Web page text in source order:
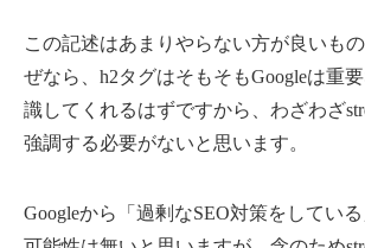
この記述はあまりやらない方が良いも
ぜなら、h2タグはそもそもGoogleは重
識してくれるはずですから、わざわざ
強調する必要がないと思います。
Googleから「過剰なSEO対策をしてい